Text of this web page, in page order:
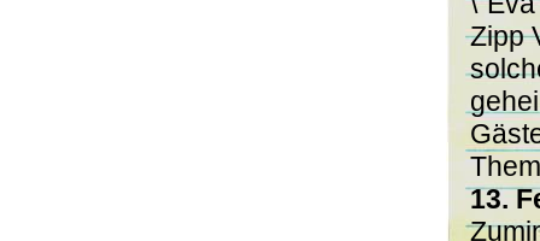
Zipp
13.